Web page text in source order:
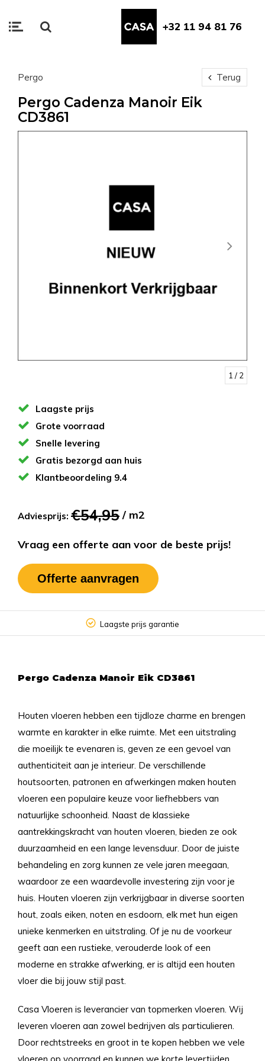
+32 11 94 81 76
Pergo Terug
Pergo Cadenza Manoir Eik
CD3861
1 / 2
Laagste prijs
Grote voorraad
Snelle levering
Gratis bezorgd aan huis
Klantbeoordeling 9.4
Adviesprijs: €54,95 / m2
Vraag een offerte aan voor de beste prijs!
Offerte aanvragen
Laagste prijs garantie
Pergo Cadenza Manoir Eik CD3861
Houten vloeren hebben een tijdloze charme en brengen
warmte en karakter in elke ruimte. Met een uitstraling
die moeilijk te evenaren is, geven ze een gevoel van
authenticiteit aan je interieur. De verschillende
houtsoorten, patronen en afwerkingen maken houten
vloeren een populaire keuze voor liefhebbers van
natuurlijke schoonheid. Naast de klassieke
aantrekkingskracht van houten vloeren, bieden ze ook
duurzaamheid en een lange levensduur. Door de juiste
behandeling en zorg kunnen ze vele jaren meegaan,
waardoor ze een waardevolle investering zijn voor je
huis. Houten vloeren zijn verkrijgbaar in diverse soorten
hout, zoals eiken, noten en esdoorn, elk met hun eigen
unieke kenmerken en uitstraling. Of je nu de voorkeur
geeft aan een rustieke, verouderde look of een
moderne en strakke afwerking, er is altijd een houten
vloer die bij jouw stijl past.
Casa Vloeren is leverancier van topmerken vloeren. Wij
leveren vloeren aan zowel bedrijven als particulieren.
Door rechtstreeks en groot in te kopen hebben we vele